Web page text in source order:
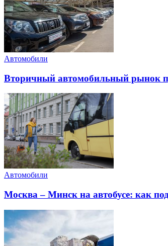
Автомобили
Вторичный автомобильный рынок
Автомобили
Москва – Минск на автобусе: как